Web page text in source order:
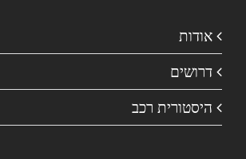
אודות
דרושים
היסטורית רכב